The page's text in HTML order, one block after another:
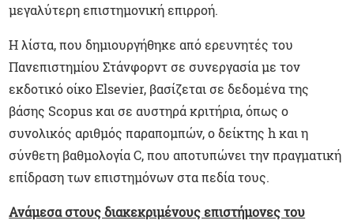
μεγαλύτερη επιστημονική επιρροή.
Η λίστα, που δημιουργήθηκε από ερευνητές του
Πανεπιστημίου Στάνφορντ σε συνεργασία με τον
εκδοτικό οίκο Elsevier, βασίζεται σε δεδομένα της
βάσης Scopus και σε αυστηρά κριτήρια, όπως ο
συνολικός αριθμός παραπομπών, ο δείκτης h και η
σύνθετη βαθμολογία C, που αποτυπώνει την πραγματική
επίδραση των επιστημόνων στα πεδία τους.
Ανάμεσα στους διακεκριμένους επιστήμονες του